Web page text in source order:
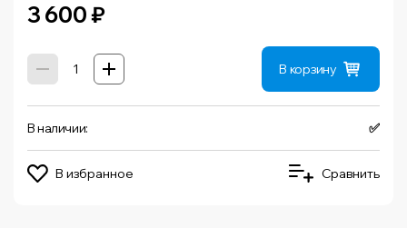
3 600₽
В корзину
В наличии: ✅
В избранное Сравнить